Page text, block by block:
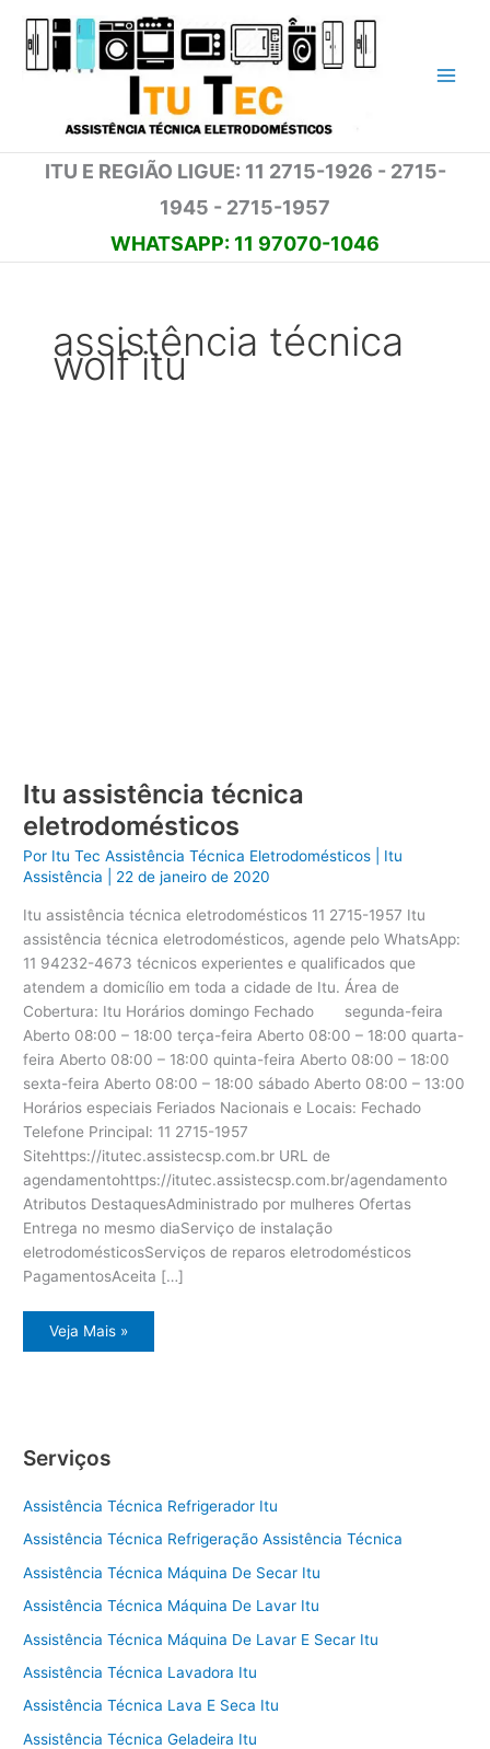
para
ITU E REGIÃO LIGUE: 11 2715-1926 - 2715-
1945 - 2715-1957
WHATSAPP: 11 97070-1046
assistência técnica
wolf itu
Itu assistência técnica
eletrodomésticos
Por Itu Tec Assistência Técnica Eletrodomésticos
Itu
Assistência
22 de janeiro de 2020
Itu assistência técnica eletrodomésticos 11 2715-1957 Itu
assistência técnica eletrodomésticos, agende pelo WhatsApp:
11 94232-4673 técnicos experientes e qualificados que
atendem a domicílio em toda a cidade de Itu. Área de
Cobertura: Itu Horários domingo Fechado segunda-feira
Aberto 08:00 – 18:00 terça-feira Aberto 08:00 – 18:00 quarta-
feira Aberto 08:00 – 18:00 quinta-feira Aberto 08:00 – 18:00
sexta-feira Aberto 08:00 – 18:00 sábado Aberto 08:00 – 13:00
Horários especiais Feriados Nacionais e Locais: Fechado
Telefone Principal: 11 2715-1957
Sitehttps://itutec.assistecsp.com.br URL de
agendamentohttps://itutec.assistecsp.com.br/agendamento
Atributos DestaquesAdministrado por mulheres Ofertas
Entrega no mesmo diaServiço de instalação
eletrodomésticosServiços de reparos eletrodomésticos
PagamentosAceita […]
Itu
assistência
Veja Mais »
Serviços
Assistência Técnica Refrigerador Itu
Assistência Técnica Refrigeração Assistência Técnica
Assistência Técnica Máquina De Secar Itu
Assistência Técnica Máquina De Lavar Itu
Assistência Técnica Máquina De Lavar E Secar Itu
Assistência Técnica Lavadora Itu
Assistência Técnica Lava E Seca Itu
Assistência Técnica Geladeira Itu